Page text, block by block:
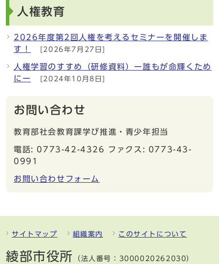
人権教育
2026年度第2回人権を考えるセミナーを開催しま
す！
[2026年7月27日]
人権学習のすすめ（研修資料）ー誰もが命輝くため
にー
[2024年10月8日]
お問い合わせ
教育部社会教育課学び推進・青少年担当
電話: 0773-42-4326 ファクス: 0773-43-
0991
お問い合わせフォーム
サイトマップ 組織案内 このサイトについて
綾部市役所 （法人番号：3000020262030）